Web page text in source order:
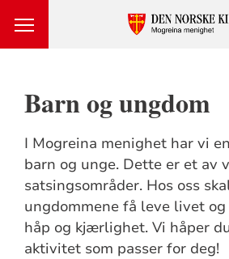
Barn og ungdom
I Mogreina menighet har vi
barn og unge. Dette er et av
satsingsområder. Hos oss
ungdommene få leve livet
håp og kjærlighet. Vi håper
aktivitet som passer for deg!